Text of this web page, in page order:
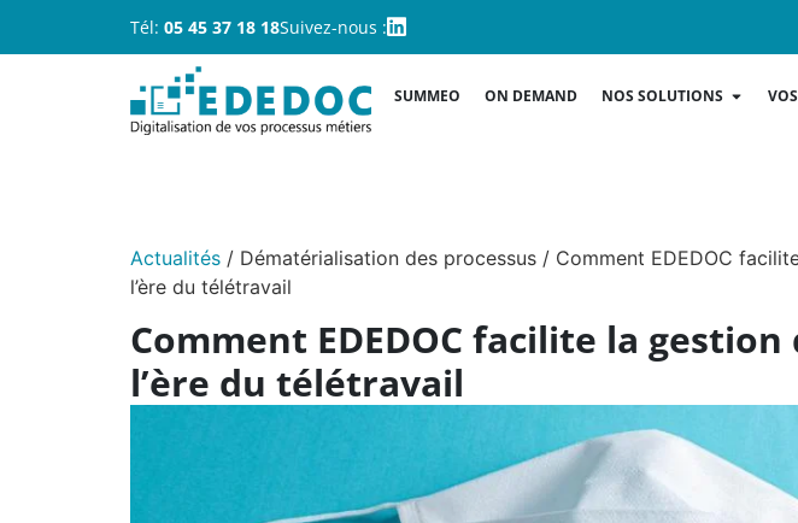
Tél: 05 45 37 18 18Suivez-nous :
SUMMEO ON DEMAND NOS SOLUTIONS
Actualités/ Dématérialisation des processus/ Comment EDEDOC
l’ère du télétravail
Comment EDEDOC facilite la
l’ère du télétravail